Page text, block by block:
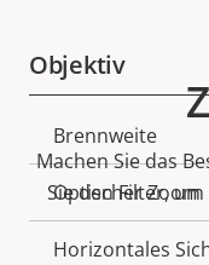
Objektiv
Brennweite
Optischer Zoom
Horizontales
Machen Sie das
Sie den Filter,